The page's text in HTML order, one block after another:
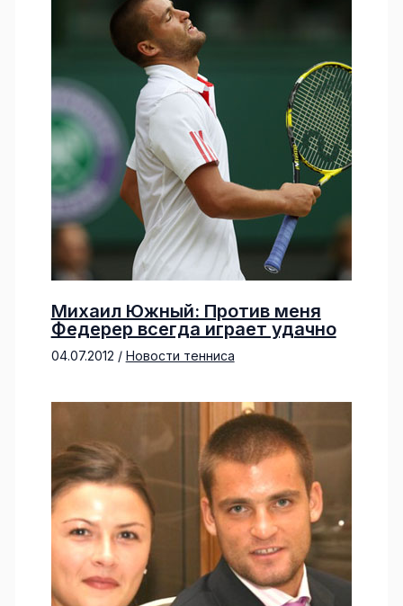
Михаил Южный: Против меня
Федерер всегда играет удачно
04.07.2012 / Новости тенниса